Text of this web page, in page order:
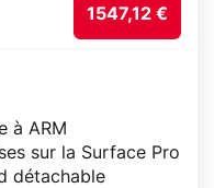
1547,12 €
à ARM
sur la Surface Pro
détachable